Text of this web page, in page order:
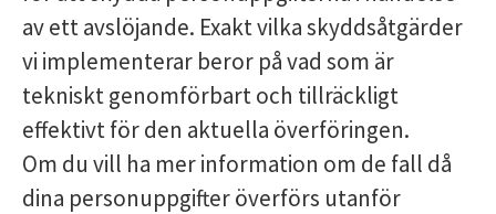
av ett avslöjande. Exakt vilka skyddsåtgärder
vi implementerar beror på vad som är
tekniskt genomförbart och tillräckligt
effektivt för den aktuella överföringen.
Om du vill ha mer information om de fall då
dina personuppgifter överförs utanför